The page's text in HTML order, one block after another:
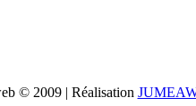
© 2009 | Réalisation